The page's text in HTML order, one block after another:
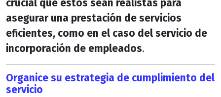
crucial que estos sean realistas para
asegurar una prestación de servicios
eficientes, como en el caso del servicio de
incorporación de empleados.
Organice su estrategia de cumplimiento del
servicio